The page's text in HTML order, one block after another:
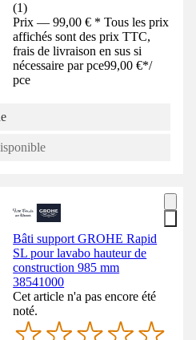
(1)
Prix — 99,00 € * Tous les prix
affichés sont des prix TTC,
frais de livraison en sus si
nécessaire par pce99,00 €*/
pce
Bâti support GROHE Rapid
SL pour lavabo hauteur de
construction 985 mm
38541000
Cet article n'a pas encore été
noté.